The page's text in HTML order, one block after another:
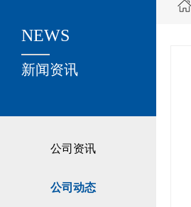
公司资讯
公司动态
关于我们
新闻资讯
NEWS